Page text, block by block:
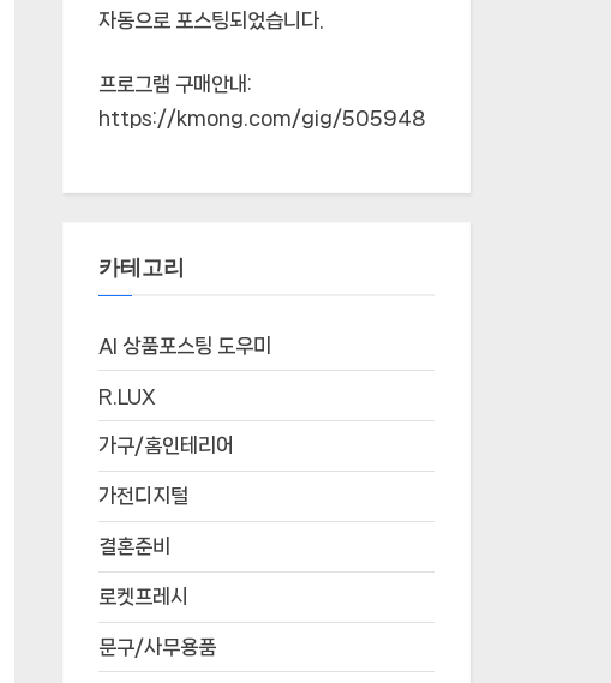
자동으로 포스팅되었습니다.
프로그램 구매안내:
https://kmong.com/gig/505948
카테고리
AI 상품포스팅 도우미
R.LUX
가구/홈인테리어
가전디지털
결혼준비
로켓프레시
문구/사무용품